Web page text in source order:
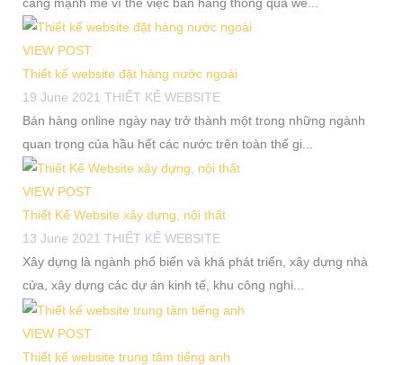
VIEW POST
Thiết kế website đặt hàng nước ngoài
19 June 2021 THIẾT KẾ WEBSITE
Bán hàng online ngày nay trở thành một trong những ngành
quan trọng của hầu hết các nước trên toàn thế gi...
VIEW POST
Thiết Kế Website xây dựng, nội thất
13 June 2021 THIẾT KẾ WEBSITE
Xây dựng là ngành phổ biến và khá phát triển, xây dựng nhà
cửa, xây dựng các dự án kinh tế, khu công nghi...
VIEW POST
Thiết kế website trung tâm tiếng anh